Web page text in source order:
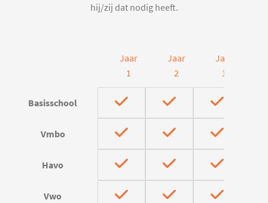
hij/zij dat nodig heeft.
Jaar
1
Jaar
2
Jaar
3
Basisschool
Vmbo
Havo
Vwo